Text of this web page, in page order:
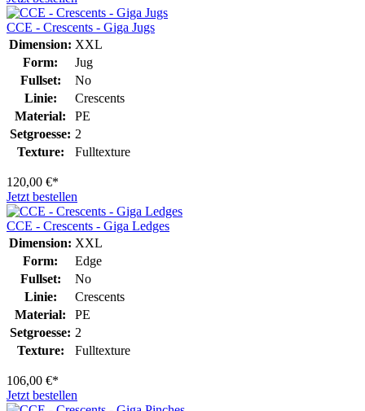
CCE - Crescents - Giga Jugs
Dimension: XXL
Form:
Jug
Fullset:
No
Linie:
Crescents
Material:
PE
Setgroesse: 2
Texture:
Fulltexture
120,00 €*
Jetzt bestellen
CCE - Crescents - Giga Ledges
Dimension: XXL
Form:
Edge
Fullset:
No
Linie:
Crescents
Material:
PE
Setgroesse: 2
Texture:
Fulltexture
106,00 €*
Jetzt bestellen